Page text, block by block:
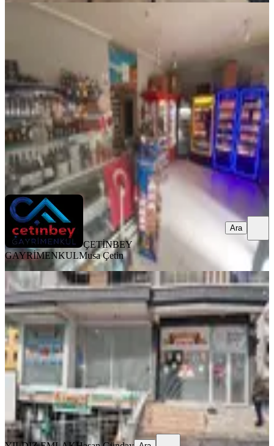
Mamak Altıağaç Tokide Kiracılı
Devirli Satılık Dukkan
Mamak, Altıağaç Mahallesi
50 m²
·07.05.2026
3.300.000 ₺
ÇETİNBEY GAYRİMENKUL Musa Çetin
Ara
ÇETİNBEY
GAYRİMENKULMusa Çetin
Ara
%
Ankara Mamak Bahçelerüstü'nde
Satılık Dükkan-mağaza
Mamak, Bahçelerüstü Mahallesi
Yüksek giriş·14.04.2026
11.000.000 ₺ 12.000.000 ₺
YILDIZ EMLAKHasan Günday
Ara